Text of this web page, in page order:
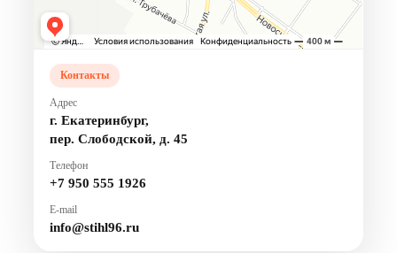
Контакты
Адрес
г. Екатеринбург,
пер. Слободской, д. 45
Телефон
+7 950 555 1926
E-mail
info@stihl96.ru